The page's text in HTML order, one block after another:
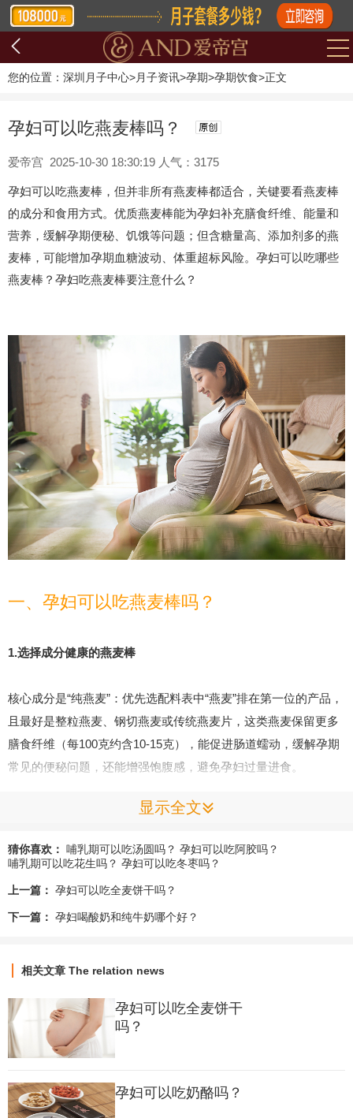
您的位置： 深圳月子中心>月子资讯>孕期>孕期饮食>正文
显示全文
孕妇可以吃燕麦棒吗？
爱帝宫 2025-10-30 18:30:19 人气：3175
孕妇可以吃燕麦棒，但并非所有燕麦棒都适合，关键要看燕麦棒
的成分和食用方式。优质燕麦棒能为孕妇补充膳食纤维、能量和
营养，缓解孕期便秘、饥饿等问题；但含糖量高、添加剂多的燕
麦棒，可能增加孕期血糖波动、体重超标风险。孕妇可以吃哪些
燕麦棒？孕妇吃燕麦棒要注意什么？
一、孕妇可以吃燕麦棒吗？
1.选择成分健康的燕麦棒
核心成分是“纯燕麦”：优先选配料表中“燕麦”排在第一位的产品，
且最好是整粒燕麦、钢切燕麦或传统燕麦片，这类燕麦保留更多
膳食纤维（每100克约含10-15克），能促进肠道蠕动，缓解孕期
常见的便秘问题，还能增强饱腹感，避免孕妇过量进食。
低糖、少添加：避开配料表中含白砂糖、果葡糖浆、麦芽糊精等
妇血糖升高，增加妊娠期糖尿病风险；同时避免含人工香精、防
腐剂、植脂末的燕麦棒，减少不必要的化学物质摄入。
搭配天然营养成分：若燕麦棒中添加了坚果（核桃、杏仁）、籽
莓干），能额外补充蛋白质、不饱和脂肪酸、维生素和矿物质，
更适合孕期营养需求。
2.作为“加餐”而非“主食”
燕麦棒的营养密度不如正餐全面，不能替代米饭、面条、蔬菜、
肉类等主食和正餐食材。孕妇可在两餐之间（如上午10点、下午
猜你喜欢： 哺乳期可以吃汤圆吗？ 孕妇可以吃阿胶吗？
哺乳期可以吃花生吗？ 孕妇可以吃冬枣吗？
上一篇： 孕妇可以吃全麦饼干吗？
下一篇： 孕妇喝酸奶和纯牛奶哪个好？
相关文章 The relation news
孕妇可以吃全麦饼干
吗？
孕妇可以吃奶酪吗？